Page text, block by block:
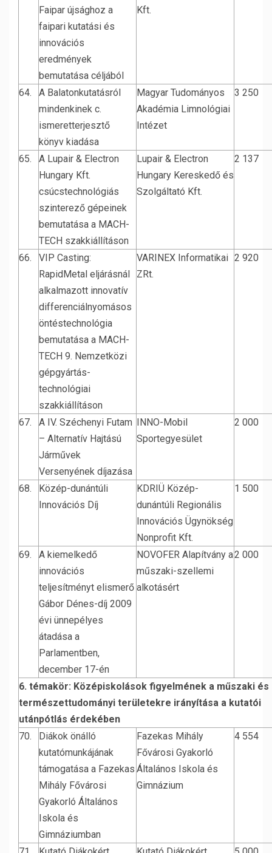
Faipar újsághoz a
faipari kutatási és
innovációs
eredmények
bemutatása céljából
Kft.
64.
A Balatonkutatásról
mindenkinek c.
ismeretterjesztő
könyv kiadása
Magyar Tudományos
Akadémia Limnológiai
Intézet
3 250
65.
A Lupair & Electron
Hungary Kft.
csúcstechnológiás
szinterező gépeinek
bemutatása a MACH-
TECH szakkiállításon
Lupair & Electron
Hungary Kereskedő és
Szolgáltató Kft.
2 137
66.
VIP Casting:
RapidMetal eljárásnál
alkalmazott innovatív
differenciálnyomásos
öntéstechnológia
bemutatása a MACH-
TECH 9. Nemzetközi
gépgyártás-
technológiai
szakkiállításon
VARINEX Informatikai
ZRt.
2 920
67.
A IV. Széchenyi Futam
– Alternatív Hajtású
Járművek
Versenyének díjazása
INNO-Mobil
Sportegyesület
2 000
68.
Közép-dunántúli
Innovációs Díj
KDRIÜ Közép-
dunántúli Regionális
Innovációs Ügynökség
Nonprofit Kft.
1 500
69.
A kiemelkedő
innovációs
teljesítményt elismerő
Gábor Dénes-díj 2009
évi ünnepélyes
átadása a
Parlamentben,
december 17-én
NOVOFER Alapítvány a
műszaki-szellemi
alkotásért
2 000
6. témakör: Középiskolások figyelmének a műszaki és
természettudományi területekre irányítása a kutatói
utánpótlás érdekében
70.
Diákok önálló
kutatómunkájának
támogatása a Fazekas
Mihály Fővárosi
Gyakorló Általános
Iskola és
Gimnáziumban
Fazekas Mihály
Fővárosi Gyakorló
Általános Iskola és
Gimnázium
4 554